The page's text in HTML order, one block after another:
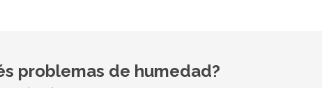
problemas de humedad?